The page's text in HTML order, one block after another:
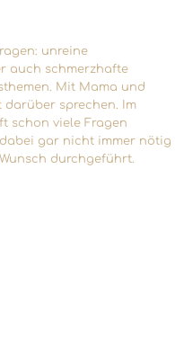
unreine
auch schmerzhafte
Mit Mama und
sprechen. Im
schon viele Fragen
gar nicht immer nötig
durchgeführt.